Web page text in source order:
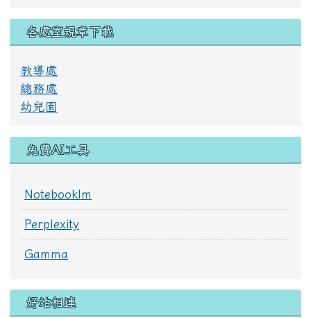
各處室規章下載
教導處
總務處
幼兒園
免費AI工具
Notebooklm
Perplexity
Gamma
好站相連